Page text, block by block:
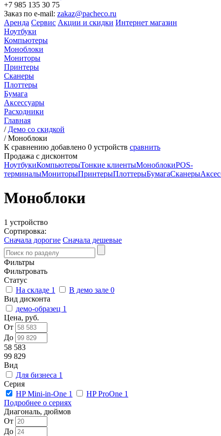
+7 985 135 30 75
Заказ по e-mail: zakaz@pacheco.ru
Аренда Сервис Акции и скидки Интернет магазин
Ноутбуки
Компьютеры
Моноблоки
Мониторы
Принтеры
Сканеры
Плоттеры
Бумага
Аксессуары
Расходники
Главная
/ Демо со скидкой
/Моноблоки
К сравнению добавлено 0 устройств сравнить
Продажа с дисконтом
НоутбукиКомпьютерыТонкие клиентыМоноблокиPOS-
терминалыМониторыПринтерыПлоттерыБумагаСканеры
Моноблоки
1 устройство
Сортировка:
Сначала дорогие Сначала дешевые
Фильтры
Фильтровать
Статус
На складе 1 В демо зале 0
Вид дисконта
демо-образец 1
Цена, руб.
От
До
58 583
99 829
Вид
Для бизнеса 1
Серия
HP Mini-in-One 1 HP ProOne 1
Подробнее о сериях
Диагональ, дюймов
От
До